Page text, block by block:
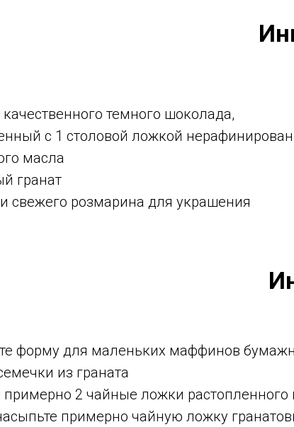
качественного темного шоколада,
с 1 столовой ложкой
масла
гранат
свежего розмарина для украшения
форму для маленьких маффинов
из граната
примерно 2 чайные ложки
примерно чайную ложку